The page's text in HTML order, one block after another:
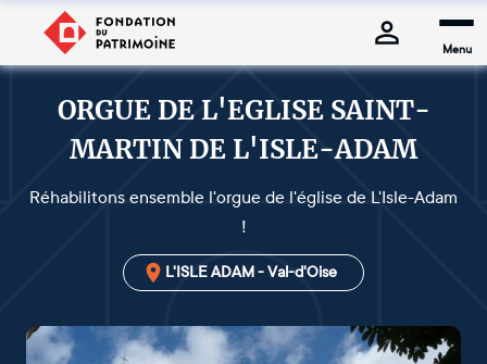
Menu
ORGUE DE L'EGLISE SAINT-
MARTIN DE L'ISLE-ADAM
Réhabilitons ensemble l'orgue de l'église de L'Isle-Adam
!
L'ISLE ADAM - Val-d'Oise